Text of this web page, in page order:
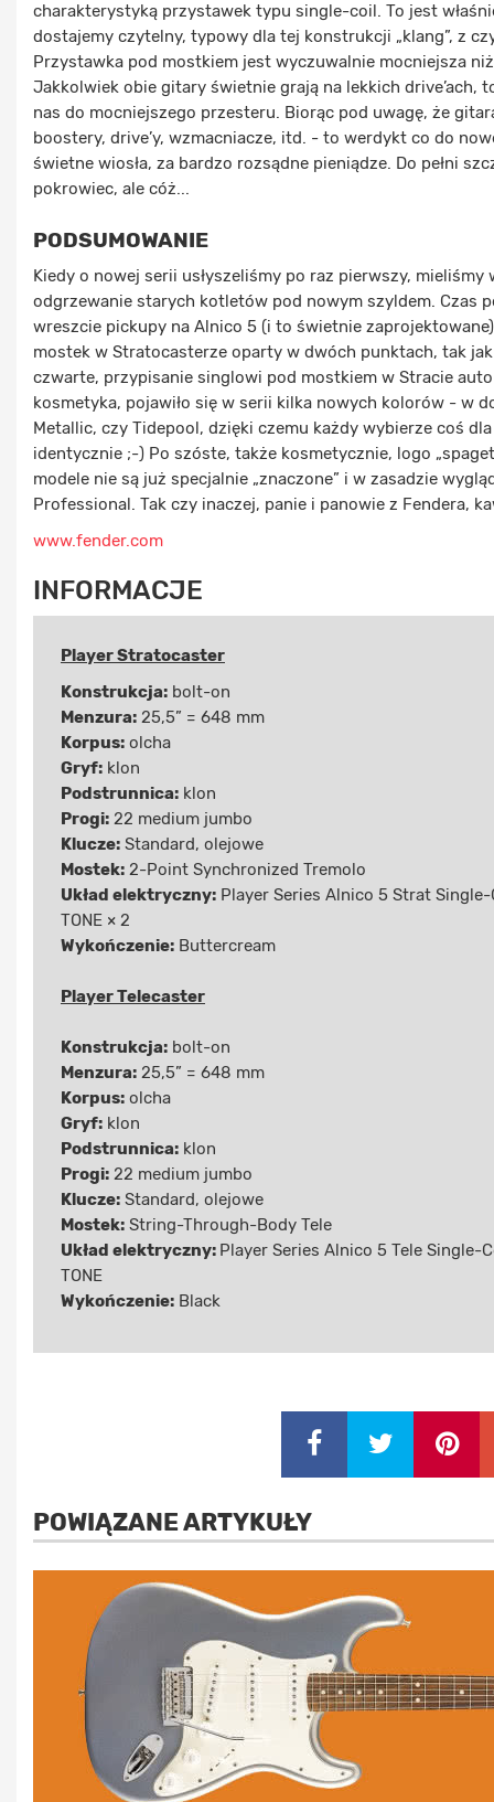
charakterystyką przystawek typu single-coil. To jest
dostajemy czytelny, typowy dla tej konstrukcji „klang”, z
Przystawka pod mostkiem jest wyczuwalnie mocniejsza
Jakkolwiek obie gitary świetnie grają na lekkich drive’ach,
nas do mocniejszego przesteru. Biorąc pod uwagę, że
boostery, drive’y, wzmacniacze, itd. - to werdykt co do
świetne wiosła, za bardzo rozsądne pieniądze. Do pełni
pokrowiec, ale cóż...
PODSUMOWANIE
Kiedy o nowej serii usłyszeliśmy po raz pierwszy,
odgrzewanie starych kotletów pod nowym szyldem. Czas
wreszcie pickupy na Alnico 5 (i to świetnie
mostek w Stratocasterze oparty w dwóch punktach, tak
czwarte, przypisanie singlowi pod mostkiem w Stracie
kosmetyka, pojawiło się w serii kilka nowych kolorów - w
Metallic, czy Tidepool, dzięki czemu każdy wybierze coś
identycznie ;-) Po szóste, także kosmetycznie, logo
modele nie są już specjalnie „znaczone” i w zasadzie
Professional. Tak czy inaczej, panie i panowie z Fendera,
www.fender.com
INFORMACJE
Player Stratocaster
Konstrukcja: bolt-on
Menzura: 25,5” = 648 mm
Korpus: olcha
Gryf: klon
Podstrunnica: klon
Progi: 22 medium jumbo
Klucze: Standard, olejowe
Mostek: 2-Point Synchronized Tremolo
Układ elektryczny: Player Series Alnico 5 Strat
TONE × 2
Wykończenie: Buttercream
Player Telecaster
Konstrukcja: bolt-on
Menzura: 25,5” = 648 mm
Korpus: olcha
Gryf: klon
Podstrunnica: klon
Progi: 22 medium jumbo
Klucze: Standard, olejowe
Mostek: String-Through-Body Tele
Układ elektryczny: Player Series Alnico 5 Tele Single-
TONE
Wykończenie: Black
POWIĄZANE ARTYKUŁY